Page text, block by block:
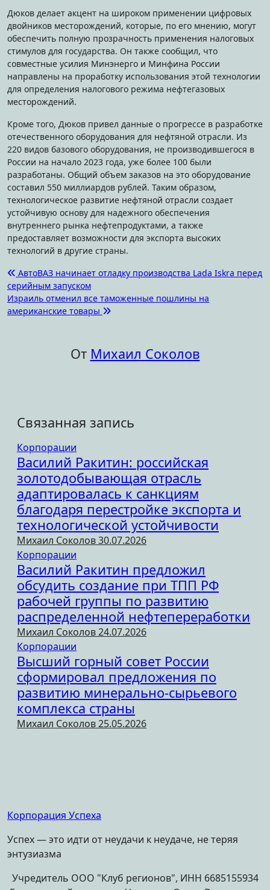
Дюков делает акцент на широком применении цифровых
двойников месторождений, которые, по его мнению, могут
обеспечить полную прозрачность применения налоговых
стимулов для государства. Он также сообщил, что
совместные усилия Минэнерго и Минфина России
направлены на проработку использования этой технологии
для определения налогового режима нефтегазовых
месторождений.
Кроме того, Дюков привел данные о прогрессе в разработке
отечественного оборудования для нефтяной отрасли. Из
220 видов базового оборудования, не производившегося в
России на начало 2023 года, уже более 100 были
разработаны. Общий объем заказов на это оборудование
составил 550 миллиардов рублей. Таким образом,
технологическое развитие нефтяной отрасли создает
устойчивую основу для надежного обеспечения
внутреннего рынка нефтепродуктами, а также
предоставляет возможности для экспорта высоких
технологий в другие страны.
Навигация
по
записям
АвтоВАЗ начинает отладку производства Lada Iskra перед
серийным запуском
Израиль отменил все таможенные пошлины на
американские товары
От Михаил Соколов
Связанная запись
Корпорации
Василий Ракитин: российская
золотодобывающая отрасль
адаптировалась к санкциям
благодаря перестройке экспорта и
технологической устойчивости
Михаил Соколов30.07.2026
Корпорации
Василий Ракитин предложил
обсудить создание при ТПП РФ
рабочей группы по развитию
распределенной нефтепереработки
Михаил Соколов24.07.2026
Корпорации
Высший горный совет России
сформировал предложения по
развитию минерально-сырьевого
комплекса страны
Михаил Соколов25.05.2026
Корпорация Успеха
Успех — это идти от неудачи к неудаче, не теряя
энтузиазма
Учредитель ООО "Клуб регионов", ИНН 6685155934